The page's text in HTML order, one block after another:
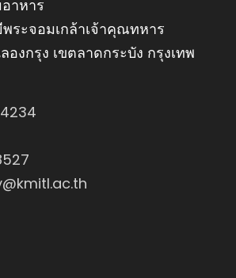
าหาร
ระจอมเกล้าเจ้าคุณทหาร
งกรุง เขตลาดกระบัง กรุงเทพ